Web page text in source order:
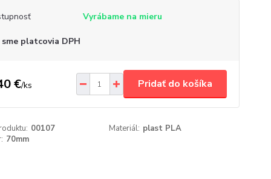
Vyrábame na mieru
sme platcovia DPH
€/ks Pridať do košíka
00107 Materiál: plast PLA
70mm